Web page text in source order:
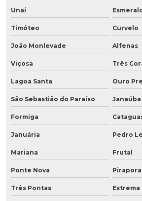
Unaí
Timóteo Curvelo
João Monlevade Alfenas
Viçosa Três
Lagoa Santa Ouro
São Sebastião do Paraíso Janaúba
Formiga
Januária Pedro
Mariana Frutal
Ponte Nova Pirapora
Três Pontas Extrema